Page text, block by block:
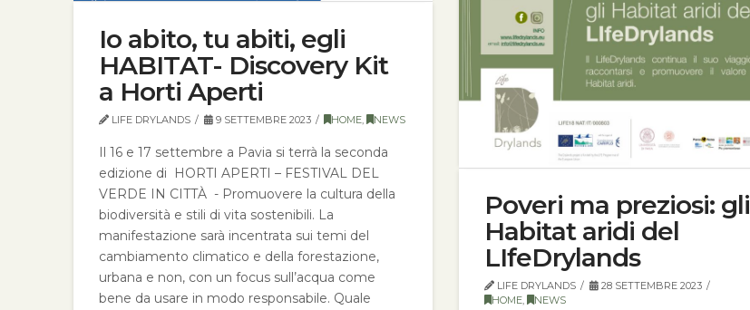
Poveri ma preziosi: gli
Habitat aridi del
LIfeDrylands
LIFE DRYLANDS
28 SETTEMBRE 2023
HOME, NEWS
Io abito, tu abiti, egli
HABITAT- Discovery Kit
a Horti Aperti
LIFE DRYLANDS 9 SETTEMBRE 2023 HOME , NEWS
Il 16 e 17 settembre a Pavia si terrà la seconda
edizione di HORTI APERTI – FESTIVAL DEL
VERDE IN CITTÀ - Promuovere la cultura della
biodiversità e stili di vita sostenibili. La
manifestazione sarà incentrata sui temi del
cambiamento climatico e della forestazione,
urbana e non, con un focus sull’acqua come
bene da usare in modo responsabile. Quale